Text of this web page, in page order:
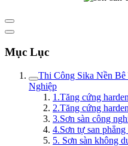
Mục Lục
Thi Công Sika Nền
Nghiệp
1.Tăng cứng
2.Tăng cứng
3.Sơn sàn công
4.Sơn tự san
5. Sơn sàn không